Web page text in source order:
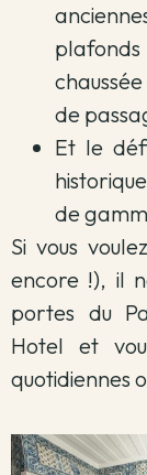
de
Et le
de
Si vous
encore !), il
portes du
Hotel et
quotidiennes